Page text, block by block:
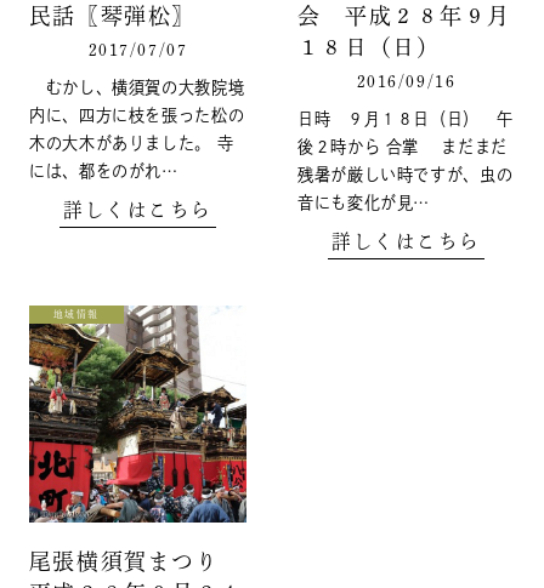
民話〖琴弾松〗
2017/07/07
むかし、横須賀の大教院境
内に、四方に枝を張った松の
木の大木がありました。 寺
には、都をのがれ…
詳しくはこちら
会 平成２８年９月
１８日（日）
2016/09/16
日時 ９月１８日（日） 午
後２時から 合掌 まだまだ
残暑が厳しい時ですが、虫の
音にも変化が見…
詳しくはこちら
地域情報
尾張横須賀まつり